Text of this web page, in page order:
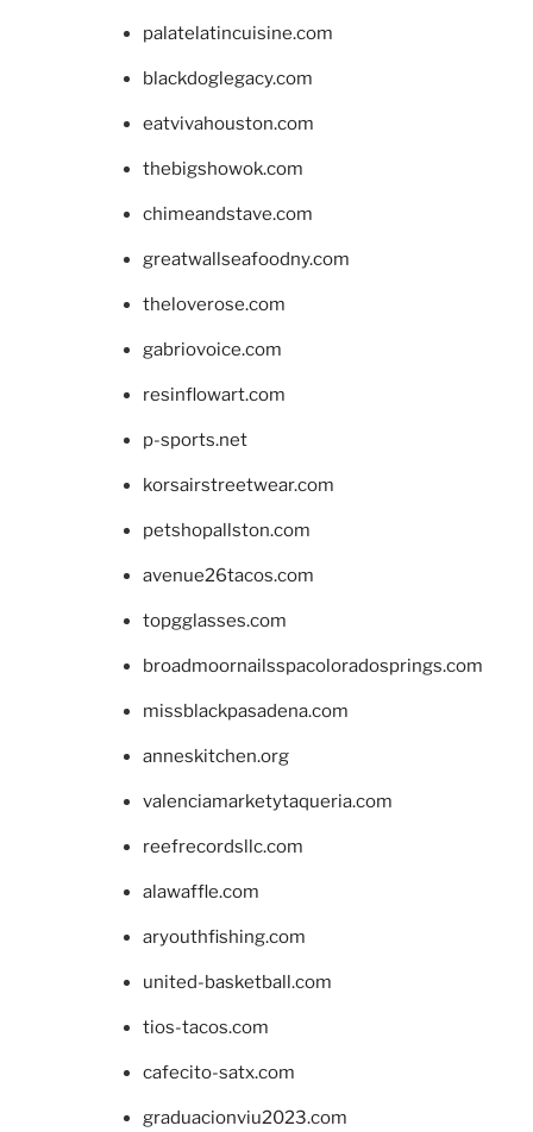
palatelatincuisine.com
blackdoglegacy.com
eatvivahouston.com
thebigshowok.com
chimeandstave.com
greatwallseafoodny.com
theloverose.com
gabriovoice.com
resinflowart.com
p-sports.net
korsairstreetwear.com
petshopallston.com
avenue26tacos.com
topgglasses.com
broadmoornailsspacoloradosprings.com
missblackpasadena.com
anneskitchen.org
valenciamarketytaqueria.com
reefrecordsllc.com
alawaffle.com
aryouthfishing.com
united-basketball.com
tios-tacos.com
cafecito-satx.com
graduacionviu2023.com